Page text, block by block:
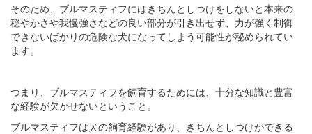
そのため、ブルマスティフにはきちんとしつけをしないと本来の
穏やかさや我慢強さなどの良い部分が引き出せず、力が強く制御
できないばかりの危険な犬になってしまう可能性が秘められてい
ます。
つまり、ブルマスティフを飼育するためには、十分な知識と豊富
な経験が欠かせないということ。
ブルマスティフは犬の飼育経験があり、きちんとしつけができる